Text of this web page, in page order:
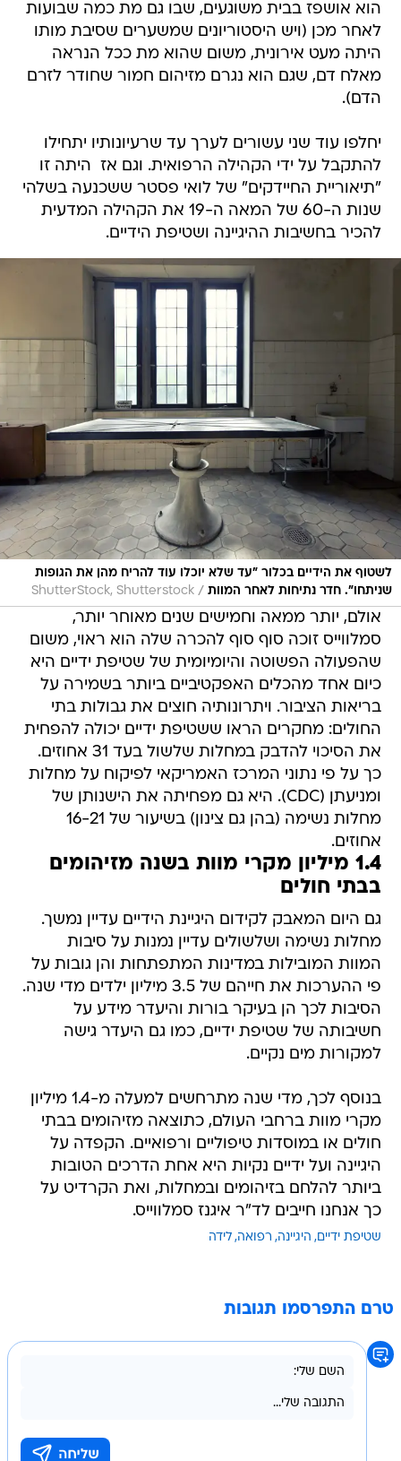
הוא אושפז בבית משוגעים, שבו גם מת כמה שבועות
לאחר מכן (ויש היסטוריונים שמשערים שסיבת מותו
היתה מעט אירונית, משום שהוא מת ככל הנראה
מאלח דם, שגם הוא נגרם מזיהום חמור שחודר לזרם
הדם).
יחלפו עוד שני עשורים לערך עד שרעיונותיו יתחילו
להתקבל על ידי הקהילה הרפואית. וגם אז  היתה זו
"תיאוריית החיידקים" של לואי פסטר ששכנעה בשלהי
שנות ה-60 של המאה ה-19 את הקהילה המדעית
להכיר בחשיבות ההיגיינה ושטיפת הידיים.
לשטוף את הידיים בכלור "עד שלא יוכלו עוד להריח מהן את הגופות
שניתחו". חדר נתיחות לאחר המוות /
ShutterStock, Shutterstock
אולם, יותר ממאה וחמישים שנים מאוחר יותר,
סמלווייס זוכה סוף סוף להכרה שלה הוא ראוי, משום
שהפעולה הפשוטה והיומיומית של שטיפת ידיים היא
כיום אחד מהכלים האפקטיביים ביותר בשמירה על
בריאות הציבור. ויתרונותיה חוצים את גבולות בתי
החולים: מחקרים הראו ששטיפת ידיים יכולה להפחית
את הסיכוי להדבק במחלות שלשול בעד 31 אחוזים.
כך על פי נתוני המרכז האמריקאי לפיקוח על מחלות
ומניעתן (CDC). היא גם מפחיתה את הישנותן של
מחלות נשימה (בהן גם צינון) בשיעור של 16-21
אחוזים.
1.4 מיליון מקרי מוות בשנה מזיהומים
בבתי חולים
גם היום המאבק לקידום היגיינת הידיים עדיין נמשך.
מחלות נשימה ושלשולים עדיין נמנות על סיבות
המוות המובילות במדינות המתפתחות והן גובות על
פי ההערכות את חייהם של 3.5 מיליון ילדים מדי שנה.
הסיבות לכך הן בעיקר בורות והיעדר מידע על
חשיבותה של שטיפת ידיים, כמו גם היעדר גישה
למקורות מים נקיים.
בנוסף לכך, מדי שנה מתרחשים למעלה מ-1.4 מיליון
מקרי מוות ברחבי העולם, כתוצאה מזיהומים בבתי
חולים או במוסדות טיפוליים ורפואיים. הקפדה על
היגיינה ועל ידיים נקיות היא אחת הדרכים הטובות
ביותר להלחם בזיהומים ובמחלות, ואת הקרדיט על
כך אנחנו חייבים לד"ר איגנז סמלווייס.
שטיפת ידיים היגיינה רפואה לידה
טרם התפרסמו תגובות